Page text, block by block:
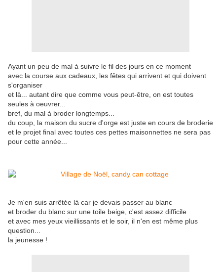
Ayant un peu de mal à suivre le fil des jours en ce moment
avec la course aux cadeaux, les fêtes qui arrivent et qui doivent
s'organiser
et là... autant dire que comme vous peut-être, on est toutes
seules à oeuvrer...
bref, du mal à broder longtemps...
du coup, la maison du sucre d'orge est juste en cours de broderie
et le projet final avec toutes ces pettes maisonnettes ne sera pas
pour cette année...
Je m'en suis arrêtée là car je devais passer au blanc
et broder du blanc sur une toile beige, c'est assez difficile
et avec mes yeux vieillissants et le soir, il n'en est même plus
question...
la jeunesse !